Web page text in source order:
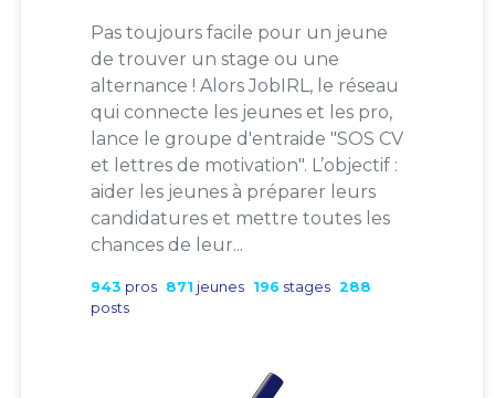
Pas toujours facile pour un jeune
de trouver un stage ou une
alternance ! Alors JobIRL, le réseau
qui connecte les jeunes et les pro,
lance le groupe d'entraide "SOS CV
et lettres de motivation". L’objectif :
aider les jeunes à préparer leurs
candidatures et mettre toutes les
chances de leur...
943 pros 871 jeunes 196 stages 288
posts